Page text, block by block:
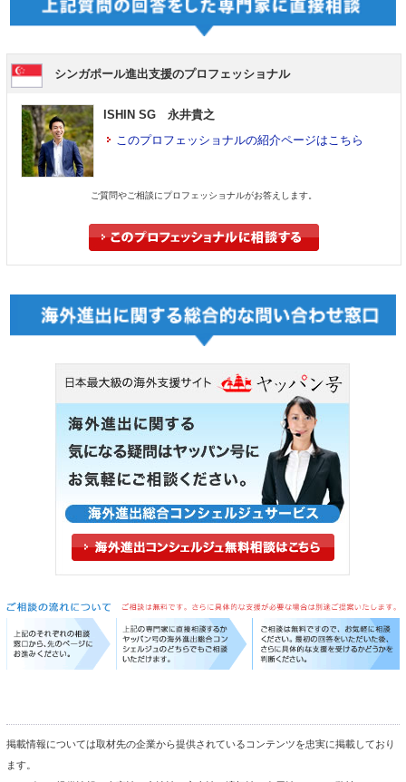
シンガポール進出支援のプロフェッショナル
ISHIN SG 永井貴之
このプロフェッショナルの紹介ページはこちら
ご質問やご相談にプロフェッショナルがお答えします。
掲載情報については取材先の企業から提供されているコンテンツを忠実に掲載しており
ます。